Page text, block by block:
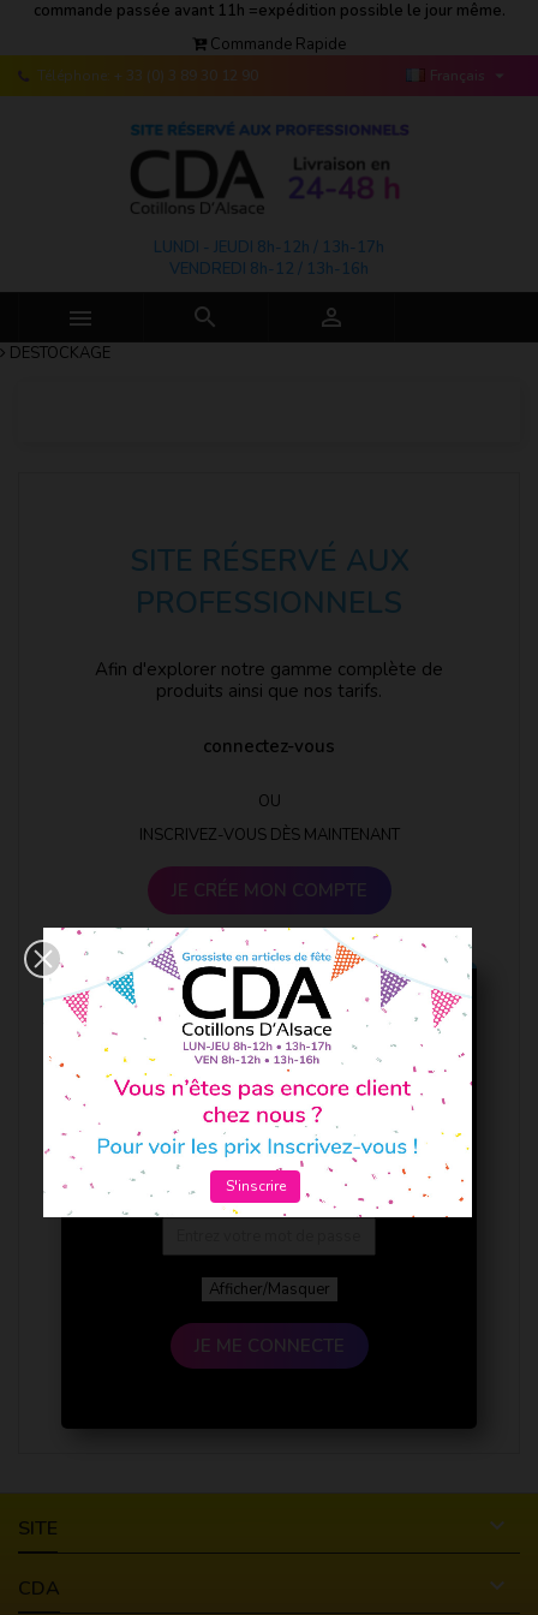
commande passée avant 11h =expédition possible le jour même.
Commande Rapide
Téléphone: + 33 (0) 3 89 30 12 90 Français 
LUNDI - JEUDI 8h-12h / 13h-17h
VENDREDI 8h-12 / 13h-16h
  
DESTOCKAGE
SITE RÉSERVÉ AUX
PROFESSIONNELS
Afin d'explorer notre gamme complète de
produits ainsi que nos tarifs.
connectez-vous
OU
INSCRIVEZ-VOUS DÈS MAINTENANT
JE CRÉE MON COMPTE
Afficher/Masquer
JE ME CONNECTE
SITE 
CDA 
S'inscrire